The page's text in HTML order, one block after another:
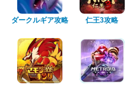
ダークルギア攻略 仁王3攻略